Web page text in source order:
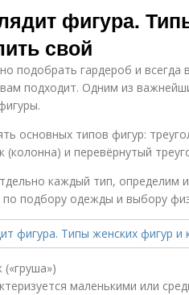
фигура.
свой
подобрать гардероб и всегда
подходит. Одним из
основных типов фигур:
(колонна) и перевёрнутый
каждый тип, определим
подбору одежды и выбору
(«груша»)
маленькими или